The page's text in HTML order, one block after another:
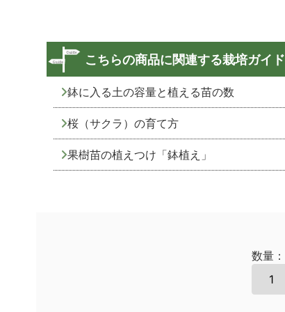
こちらの商品に関連する栽培ガイド
鉢に入る土の容量と植える苗の数
桜（サクラ）の育て方
果樹苗の植えつけ「鉢植え」
数量：